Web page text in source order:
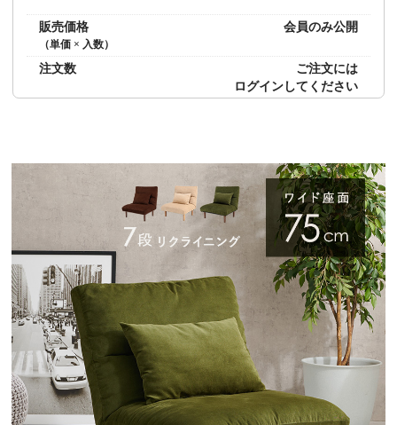
販売価格
（単価 × 入数）
会員のみ公開
注文数
ご注文には
ログインしてください